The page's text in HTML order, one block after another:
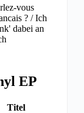
vous
? / Ich
dabei an
EP
Titel